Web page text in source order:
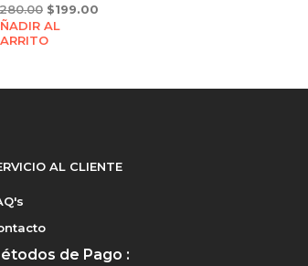
280.00 Original
price
was:
$199.00
AL
AL CLIENTE
de Pago :